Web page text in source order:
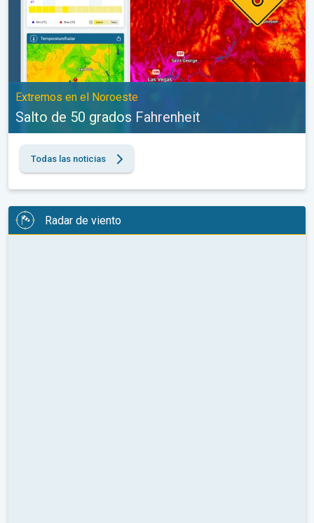
Extremos en el Noroeste
Salto de 50 grados Fahrenheit
Todas las noticias
Radar de viento